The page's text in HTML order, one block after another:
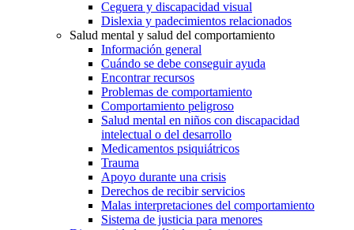
Ceguera y discapacidad visual
Dislexia y padecimientos relacionados
Salud mental y salud del comportamiento
Información general
Cuándo se debe conseguir ayuda
Encontrar recursos
Problemas de comportamiento
Comportamiento peligroso
Salud mental en niños con discapacidad
intelectual o del desarrollo
Medicamentos psiquiátricos
Trauma
Apoyo durante una crisis
Derechos de recibir servicios
Malas interpretaciones del comportamiento
Sistema de justicia para menores